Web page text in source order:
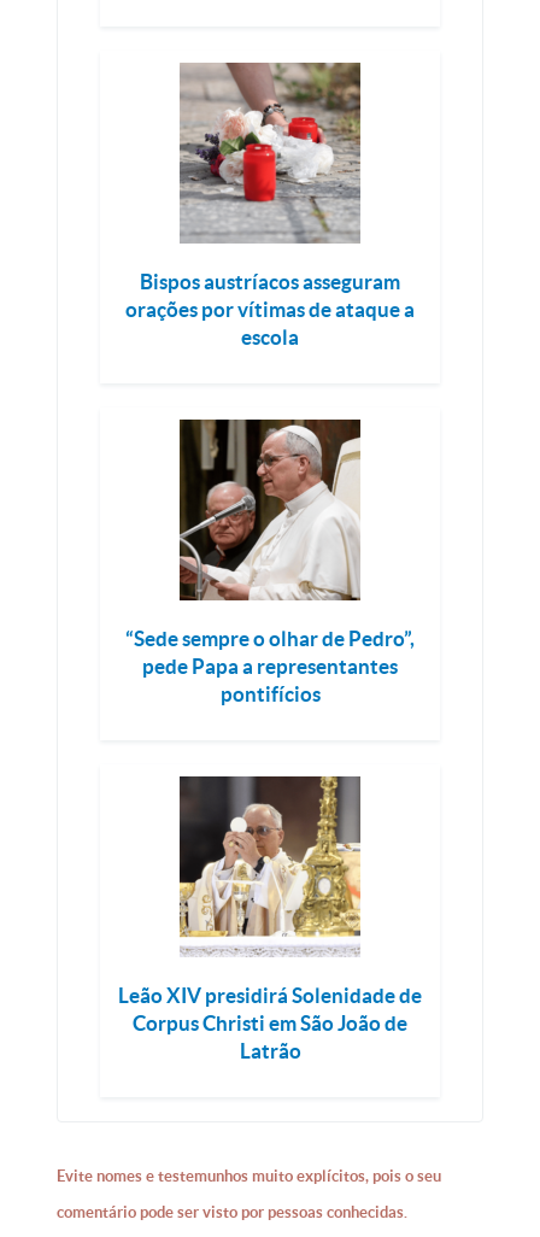
Bispos austríacos asseguram
orações por vítimas de ataque a
escola
“Sede sempre o olhar de Pedro”,
pede Papa a representantes
pontifícios
Leão XIV presidirá Solenidade de
Corpus Christi em São João de
Latrão
Evite nomes e testemunhos muito explícitos, pois o seu
comentário pode ser visto por pessoas conhecidas.